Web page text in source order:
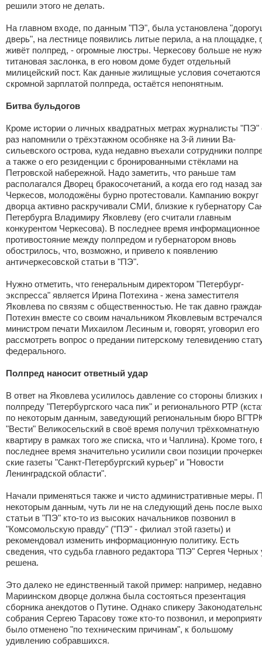
решили этого не делать.
На главном входе, по данным "ПЭ", была установлена
дверь", на лестнице появились литые перила, а на площадке,
живёт полпред, - огромные люстры. Черкесову больше не
титановая заслонка, в его новом доме будет отдельный
милицейский пост. Как данные жилищные условия сочетаются
скромной зарплатой полпреда, остаётся непонятным.
Битва бульдогов
Кроме истории о личных квадратных метрах журналисты
раз напомнили о трёхэтажном особняке на 3-й линии Ва-
сильевского острова, куда недавно въехали сотрудники
а также о его резиденции с бронированными стёклами на
Петровской набережной. Надо заметить, что раньше там
располагался Дворец бракосочетаний, а когда его год назад
Черкесов, молодожёны бурно протестовали. Кампанию вокруг
дворца активно раскручивали СМИ, близкие к губернатору
Петербурга Владимиру Яковлеву (его считали главным
конкурентом Черкесова). В последнее время информационное
противостояние между полпредом и губернатором вновь
обострилось, что, возможно, и привело к появлению
античеркесовской статьи в "ПЭ".
Нужно отметить, что генеральным директором "Петербург-
экспресса" является Ирина Потехина - жена заместителя
Яковлева по связям с общественностью. Не так давно
Потехин вместе со своим начальником Яковлевым
министром печати Михаилом Лесиным и, говорят, уговорил его
рассмотреть вопрос о предании питерскому телевидению
федерального.
Полпред наносит ответный удар
В ответ на Яковлева усилилось давление со стороны близких
полпреду "Петербургского часа пик" и регионального РТР
по некоторым данным, заведующий региональным бюро
"Вести" Великосельский в своё время получил трёхкомнатную
квартиру в рамках того же списка, что и Чаплина). Кроме того,
последнее время значительно усилили свои позиции
ские газеты "Санкт-Петербургский курьер" и "Новости
Ленинградской области".
Начали применяться также и чисто административные меры.
некоторым данным, чуть ли не на следующий день после
статьи в "ПЭ" кто-то из высоких начальников позвонил в
"Комсомольскую правду" ("ПЭ" - филиал этой газеты) и
рекомендовал изменить информационную политику. Есть
сведения, что судьба главного редактора "ПЭ" Сергея Черных
решена.
Это далеко не единственный такой пример: например,
Мариинском дворце должна была состояться презентация
сборника анекдотов о Путине. Однако спикеру
собрания Сергею Тарасову тоже кто-то позвонил, и
было отменено "по техническим причинам", к большому
удивлению собравшихся.